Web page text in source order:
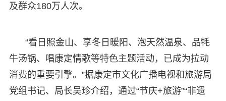
及群众180万人次。
“看日照金山、享冬日暖阳、泡天然温泉、品牦
牛汤锅、唱康定情歌等特色主题活动，已成为拉动
消费的重要引擎。”据康定市文化广播电视和旅游局
党组书记、局长吴珍介绍，通过“节庆+旅游”“非遗